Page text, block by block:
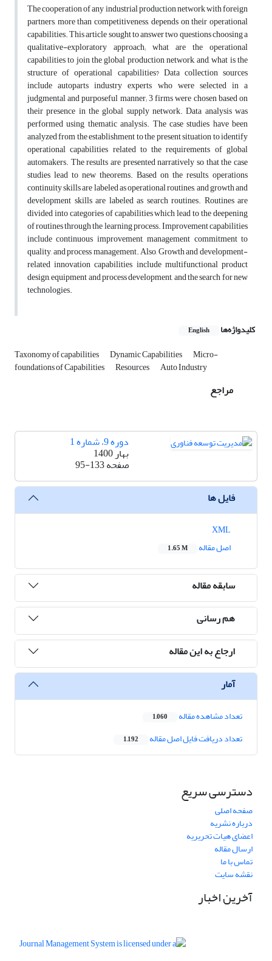
The cooperation of any industrial production network with foreign
partners, more than competitiveness, depends on their operational
capabilities. This article sought to answer two questions choosing a
qualitative-exploratory approach; what are the operational
capabilities to join the global production network, and, what is the
structure of operational capabilities? Data collection sources
include autoparts industry experts who were selected in a
judgmental and purposeful manner; 3 firms were chosen based on
their presence in the global supply network. Data analysis was
performed using thematic analysis. The case studies have been
analyzed from the establishment to the present situation to identify
operational capabilities related to the requirements of global
automakers. The results are presented narratively so that the case
studies lead to new theorems. Based on the results, operations
continuity skills are labeled as operational routines, and growth and
development skills are labeled as search routines. Routines are
divided into categories of capabilities which lead to the deepening
of routines through the learning process. Improvement capabilities
include continuous improvement, management commitment to
quality, and process management. Also, Growth and development-
related innovation capabilities include multifunctional product
design, equipment and process development, and the search for new
technologies.
کلیدواژه‌ها English
Taxonomy of capabilities Dynamic Capabilities Micro-
foundations of Capabilities Resources Auto Industry
مراجع
دوره 9، شماره 1
بهار 1400
صفحه95-133
فایل ها
اصل مقاله
1.65 M
سابقه مقاله
هم رسانی
ارجاع به این مقاله
آمار
تعداد مشاهده مقاله 1,060
تعداد دریافت فایل اصل مقاله 1,192
دسترسی سریع
صفحه اصلی
درباره نشریه
اعضای هیات تحریریه
ارسال مقاله
تماس با ما
نقشه سایت
آخرین اخبار